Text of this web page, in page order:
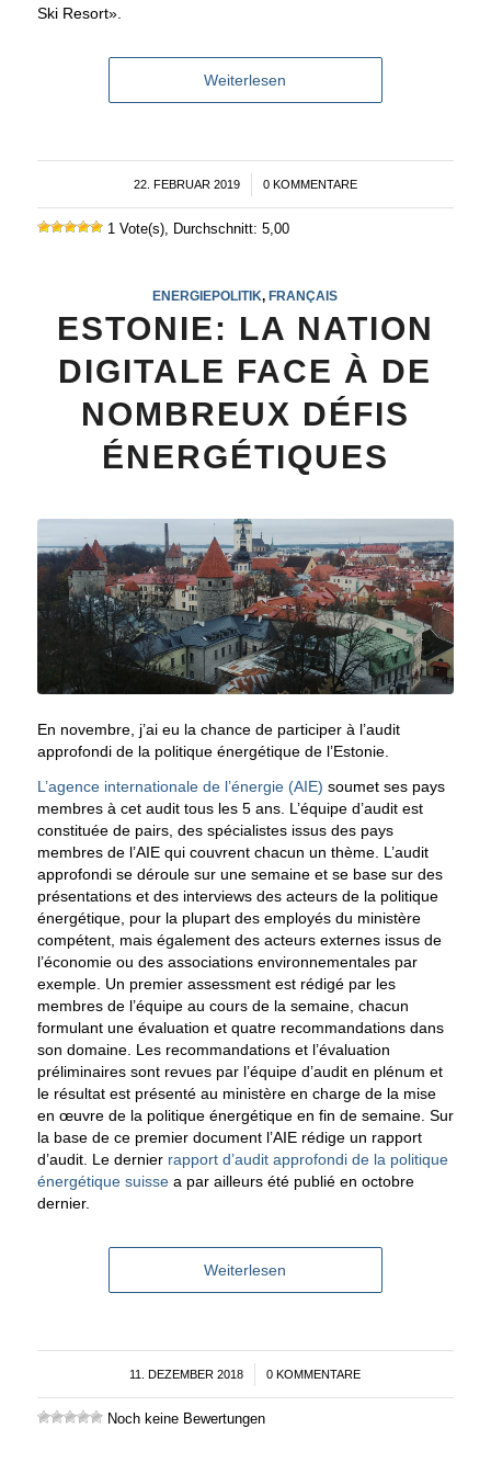
Ski Resort».
Weiterlesen
22. FEBRUAR 2019
/ 0 KOMMENTARE
1 Vote(s), Durchschnitt: 5,00
ENERGIEPOLITIK, FRANÇAIS
ESTONIE: LA NATION
DIGITALE FACE À DE
NOMBREUX DÉFIS
ÉNERGÉTIQUES
En novembre, j’ai eu la chance de participer à l’audit
approfondi de la politique énergétique de l’Estonie.
L’agence internationale de l’énergie (AIE) soumet ses pays
membres à cet audit tous les 5 ans. L’équipe d’audit est
constituée de pairs, des spécialistes issus des pays
membres de l’AIE qui couvrent chacun un thème. L’audit
approfondi se déroule sur une semaine et se base sur des
présentations et des interviews des acteurs de la politique
énergétique, pour la plupart des employés du ministère
compétent, mais également des acteurs externes issus de
l’économie ou des associations environnementales par
exemple. Un premier assessment est rédigé par les
membres de l’équipe au cours de la semaine, chacun
formulant une évaluation et quatre recommandations dans
son domaine. Les recommandations et l’évaluation
préliminaires sont revues par l’équipe d’audit en plénum et
le résultat est présenté au ministère en charge de la mise
en œuvre de la politique énergétique en fin de semaine. Sur
la base de ce premier document l’AIE rédige un rapport
d’audit. Le dernier rapport d’audit approfondi de la politique
énergétique suissea par ailleurs été publié en octobre
dernier.
Weiterlesen
11. DEZEMBER 2018
/ 0 KOMMENTARE
Noch keine Bewertungen